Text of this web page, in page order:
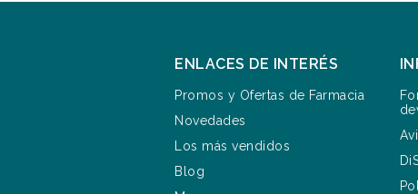
ENLACES DE INTERÉS
Promos y Ofertas de Farmacia
Novedades
Los más vendidos
Blog